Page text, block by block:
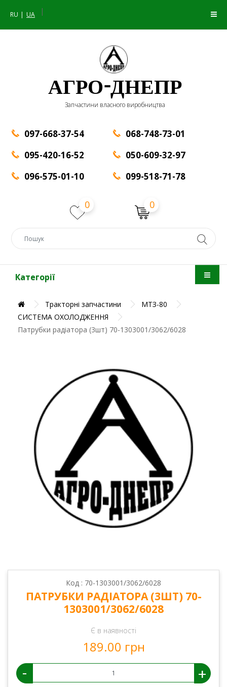
RU UA |
АГРО-ДНЕПР
Запчастини власного виробництва
097-668-37-54
095-420-16-52
096-575-01-10
068-748-73-01
050-609-32-97
099-518-71-78
0 0
Категорії
Тракторні запчастини
МТЗ-80
СИСТЕМА ОХОЛОДЖЕННЯ
Патрубки радіатора (3шт) 70-1303001/3062/6028
Код : 70-1303001/3062/6028
ПАТРУБКИ РАДІАТОРА (3ШТ) 70-
1303001/3062/6028
Є в наявності
189.00 грн
- +